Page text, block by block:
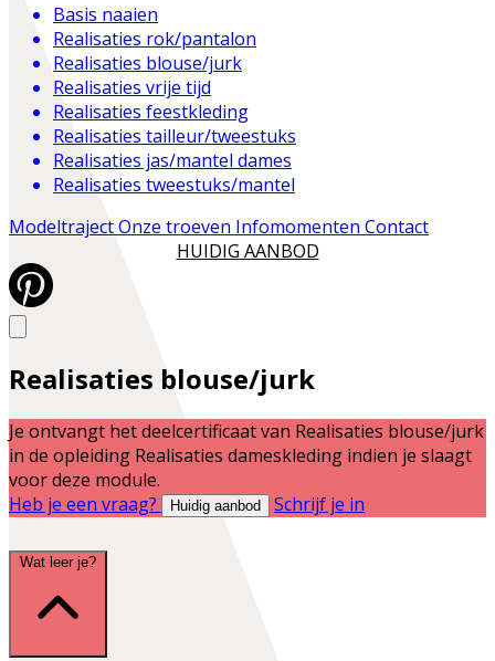
Basis naaien
Realisaties rok/pantalon
Realisaties blouse/jurk
Realisaties vrije tijd
Realisaties feestkleding
Realisaties tailleur/tweestuks
Realisaties jas/mantel dames
Realisaties tweestuks/mantel
ModeltrajectOnze troeven Infomomenten Contact
HUIDIG AANBOD
Realisaties blouse/jurk
Je ontvangt het deelcertificaat van Realisaties blouse/jurk
in de opleiding Realisaties dameskleding indien je slaagt
voor deze module.
Heb je een vraag?
Huidig aanbod Schrijf je in
Wat leer je?